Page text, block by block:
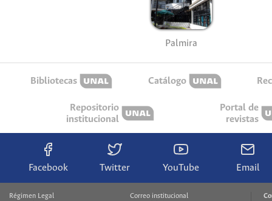
Palmira
Bibliotecas Catálogo
Repositorio
institucional
Portal de
revistas
Facebook Twitter YouTube Email
Régimen Legal
Correo institucional